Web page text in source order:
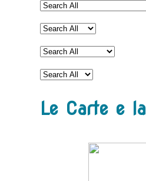
Le Carte e